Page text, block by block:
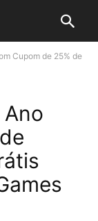
Cupom de 25% de